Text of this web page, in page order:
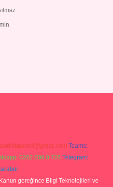
Teams:
0262 606 0 726 Telegram:
gereğince Bilgi Teknolojileri ve